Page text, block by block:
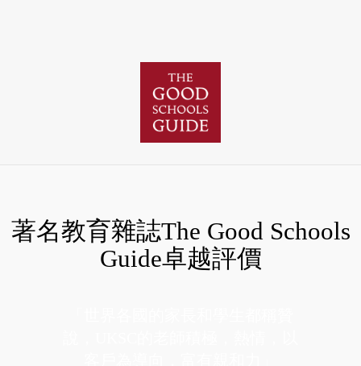
著名教育雜誌The Good Schools
Guide卓越評價